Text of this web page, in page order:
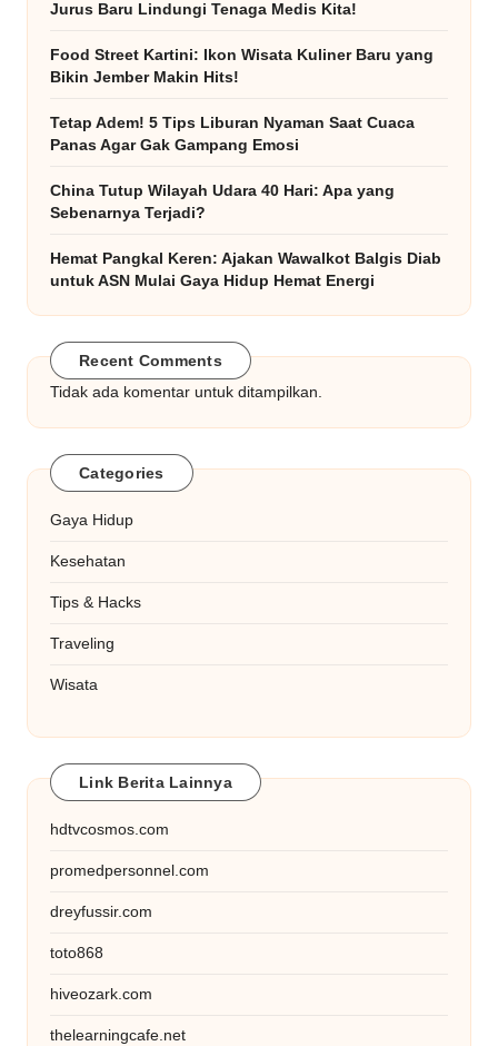
Jurus Baru Lindungi Tenaga Medis Kita!
Food Street Kartini: Ikon Wisata Kuliner Baru yang
Bikin Jember Makin Hits!
Tetap Adem! 5 Tips Liburan Nyaman Saat Cuaca
Panas Agar Gak Gampang Emosi
China Tutup Wilayah Udara 40 Hari: Apa yang
Sebenarnya Terjadi?
Hemat Pangkal Keren: Ajakan Wawalkot Balgis Diab
untuk ASN Mulai Gaya Hidup Hemat Energi
Recent Comments
Tidak ada komentar untuk ditampilkan.
Categories
Gaya Hidup
Kesehatan
Tips & Hacks
Traveling
Wisata
Link Berita Lainnya
hdtvcosmos.com
promedpersonnel.com
dreyfussir.com
toto868
hiveozark.com
thelearningcafe.net